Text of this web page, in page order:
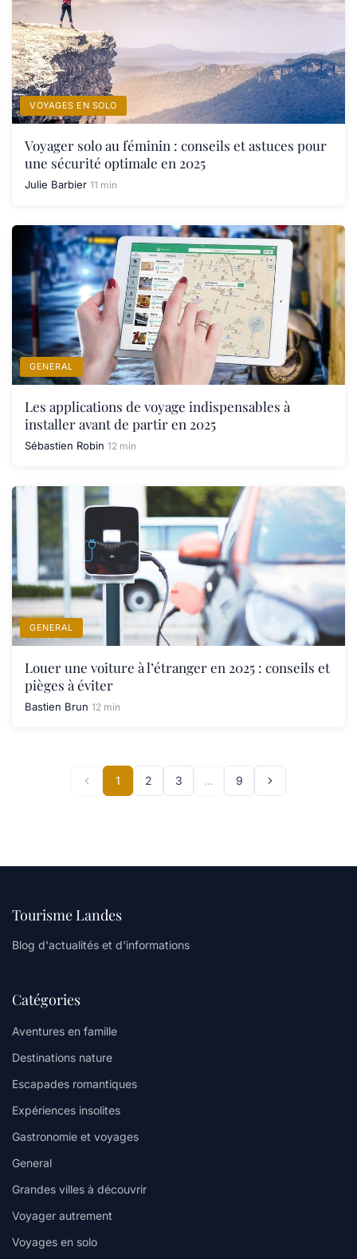
VOYAGES EN SOLO
Voyager solo au féminin : conseils et astuces pour
une sécurité optimale en 2025
Julie Barbier 11 min
GENERAL
Les applications de voyage indispensables à
installer avant de partir en 2025
Sébastien Robin 12 min
GENERAL
Louer une voiture à l’étranger en 2025 : conseils et
pièges à éviter
Bastien Brun 12 min
1 2 3 … 9
Tourisme Landes
Blog d'actualités et d'informations
Catégories
Aventures en famille
Destinations nature
Escapades romantiques
Expériences insolites
Gastronomie et voyages
General
Grandes villes à découvrir
Voyager autrement
Voyages en solo